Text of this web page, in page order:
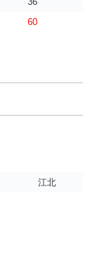
60
江北